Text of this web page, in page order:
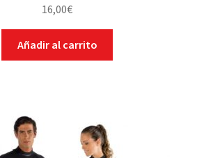
16,00€
Añadir al carrito